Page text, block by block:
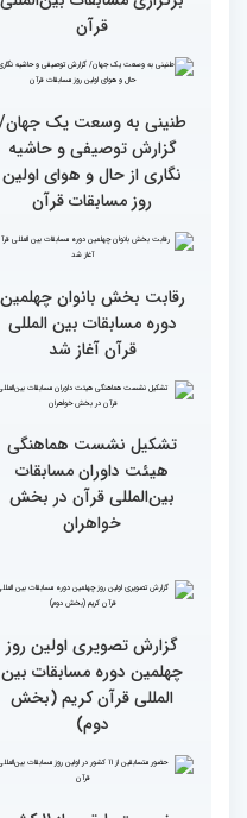
وحدت کشورهای جهان
اسلام مهمترین پیام دریافتی
از مفاهیم و تعالیم قرآن
اجرای طرح «قرآن بخوان،
جایزه بگیر» در حاشیه
برگزاری مسابقات بین‌المللی
قرآن
طنینی به وسعت یک جهان/
گزارش توصیفی و حاشیه
نگاری از حال و هوای اولین
روز مسابقات قرآن
رقابت بخش بانوان چهلمین
قرآن آغاز شد
تشکیل نشست هماهنگی
هیئت داوران مسابقات
بین‌المللی قرآن در بخش
خواهران